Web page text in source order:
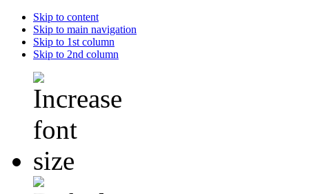
Skip to content
Skip to main navigation
Skip to 1st column
Skip to 2nd column